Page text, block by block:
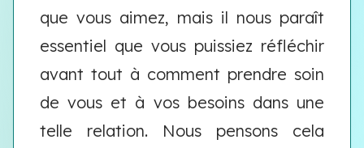
que vous aimez, mais il nous paraît
essentiel que vous puissiez réfléchir
avant tout à comment prendre soin
de vous et à vos besoins dans une
telle relation. Nous pensons cela